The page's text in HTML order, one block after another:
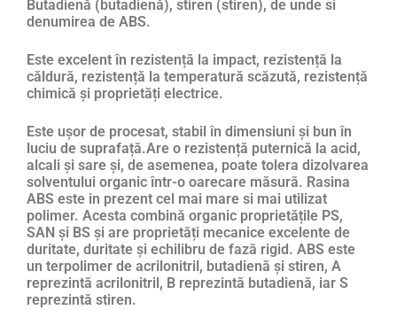
Butadienă (butadienă), stiren (stiren), de unde si
denumirea de ABS.
Este excelent în rezistență la impact, rezistență la
căldură, rezistență la temperatură scăzută, rezistență
chimică și proprietăți electrice.
Este ușor de procesat, stabil în dimensiuni și bun în
luciu de suprafață.Are o rezistență puternică la acid,
alcali și sare și, de asemenea, poate tolera dizolvarea
solventului organic într-o oarecare măsură. Rasina
ABS este in prezent cel mai mare si mai utilizat
polimer. Acesta combină organic proprietățile PS,
SAN și BS și are proprietăți mecanice excelente de
duritate, duritate și echilibru de fază rigid. ABS este
un terpolimer de acrilonitril, butadienă și stiren, A
reprezintă acrilonitril, B reprezintă butadienă, iar S
reprezintă stiren.